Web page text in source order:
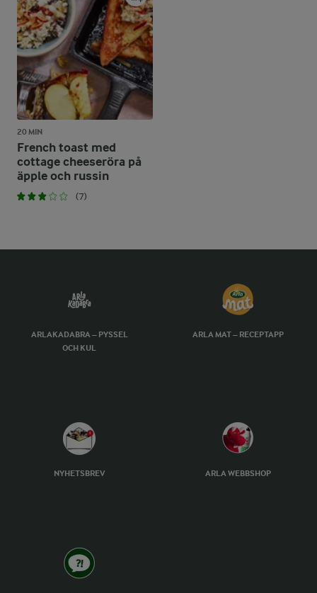
20 MIN
French toast med
cottage cheeseröra på
äpple och russin
(7)
ARLAKADABRA – PYSSEL
OCH KUL
ARLA MAT – RECEPTAPP
NYHETSBREV ARLA WEBBSHOP